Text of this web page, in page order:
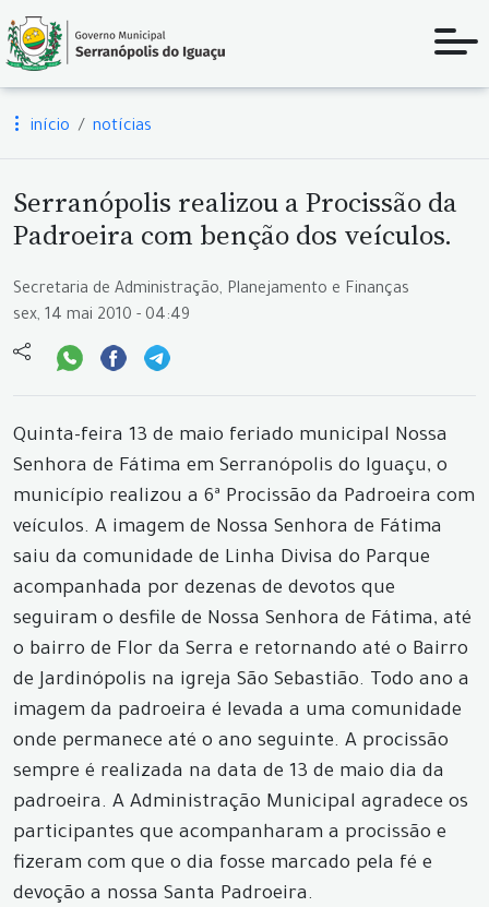
início notícias
Serranópolis realizou a Procissão da
Padroeira com benção dos veículos.
Secretaria de Administração, Planejamento e Finanças
sex, 14 mai 2010 - 04:49
Quinta-feira 13 de maio feriado municipal Nossa
Senhora de Fátima em Serranópolis do Iguaçu, o
município realizou a 6ª Procissão da Padroeira com
veículos. A imagem de Nossa Senhora de Fátima
saiu da comunidade de Linha Divisa do Parque
acompanhada por dezenas de devotos que
seguiram o desfile de Nossa Senhora de Fátima, até
o bairro de Flor da Serra e retornando até o Bairro
de Jardinópolis na igreja São Sebastião. Todo ano a
imagem da padroeira é levada a uma comunidade
onde permanece até o ano seguinte. A procissão
sempre é realizada na data de 13 de maio dia da
padroeira. A Administração Municipal agradece os
participantes que acompanharam a procissão e
fizeram com que o dia fosse marcado pela fé e
devoção a nossa Santa Padroeira.